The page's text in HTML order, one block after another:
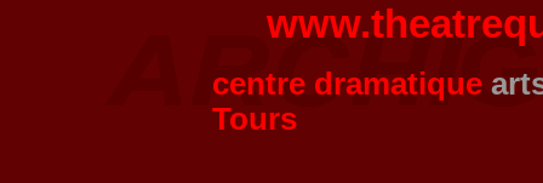
centre dramatique
Tours